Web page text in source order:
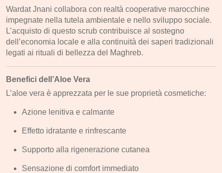
Chi siamo
Contatti
Wardat Jnani collabora con realtà cooperative marocchine
impegnate nella tutela ambientale e nello sviluppo sociale.
L’acquisto di questo scrub contribuisce al sostegno
dell’economia locale e alla continuità dei saperi tradizionali
legati ai rituali di bellezza del Maghreb.
Benefici dell’Aloe Vera
L’aloe vera è apprezzata per le sue proprietà cosmetiche:
Azione lenitiva e calmante
Effetto idratante e rinfrescante
Supporto alla rigenerazione cutanea
Sensazione di comfort immediato